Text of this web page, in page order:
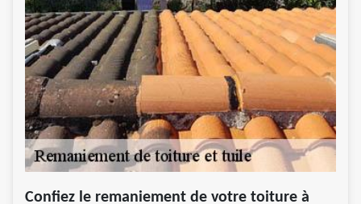
Confiez le remaniement de votre toiture à